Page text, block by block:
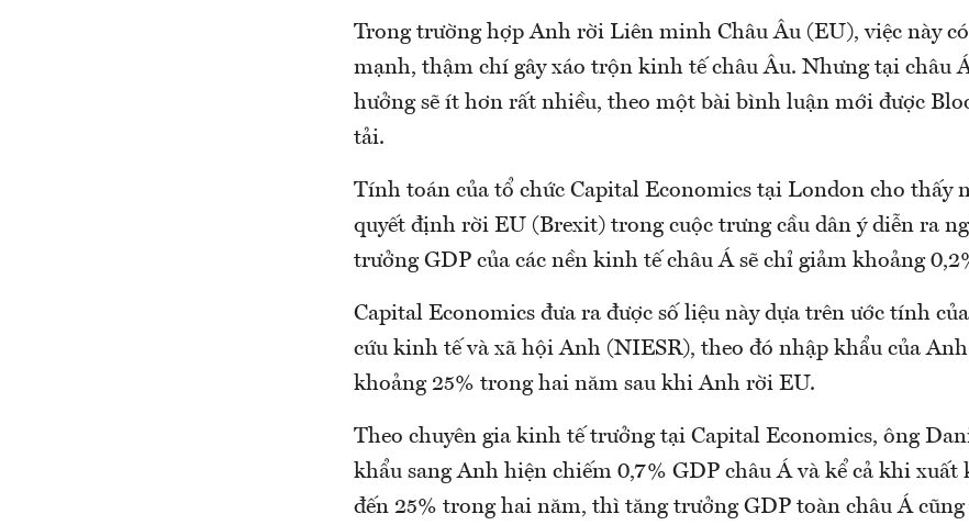
Trong trường hợp Anh rời Liên minh Châu Âu (EU), việc này
mạnh, thậm chí gây xáo trộn kinh tế châu Âu. Nhưng tại châu
hưởng sẽ ít hơn rất nhiều, theo một bài bình luận mới được
tải.
Tính toán của tổ chức Capital Economics tại London cho thấy
quyết định rời EU (Brexit) trong cuộc trưng cầu dân ý diễn ra
trưởng GDP của các nền kinh tế châu Á sẽ chỉ giảm khoảng
Capital Economics đưa ra được số liệu này dựa trên ước tính
cứu kinh tế và xã hội Anh (NIESR), theo đó nhập khẩu của Anh
khoảng 25% trong hai năm sau khi Anh rời EU.
Theo chuyên gia kinh tế trưởng tại Capital Economics, ông
khẩu sang Anh hiện chiếm 0,7% GDP châu Á và kể cả khi xuất
đến 25% trong hai năm, thì tăng trưởng GDP toàn châu Á